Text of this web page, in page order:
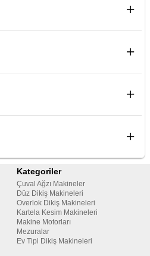
Kategoriler
Çuval Ağzı Makineler
Düz Dikiş Makineleri
Overlok Dikiş Makineleri
Kartela Kesim Makineleri
Makine Motorları
Mezuralar
Ev Tipi Dikiş Makineleri